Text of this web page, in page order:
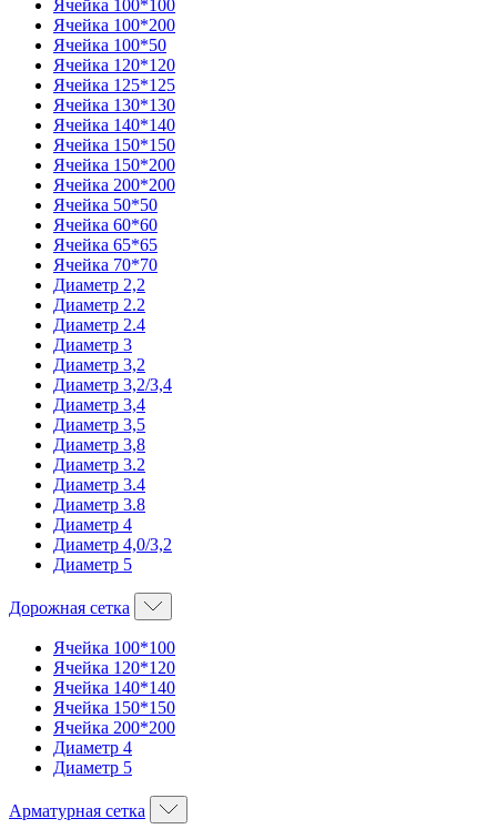
Ячейка 100*100
Ячейка 100*200
Ячейка 100*50
Ячейка 120*120
Ячейка 125*125
Ячейка 130*130
Ячейка 140*140
Ячейка 150*150
Ячейка 150*200
Ячейка 200*200
Ячейка 50*50
Ячейка 60*60
Ячейка 65*65
Ячейка 70*70
Диаметр 2,2
Диаметр 2.2
Диаметр 2.4
Диаметр 3
Диаметр 3,2
Диаметр 3,2/3,4
Диаметр 3,4
Диаметр 3,5
Диаметр 3,8
Диаметр 3.2
Диаметр 3.4
Диаметр 3.8
Диаметр 4
Диаметр 4,0/3,2
Диаметр 5
Дорожная сетка
Ячейка 100*100
Ячейка 120*120
Ячейка 140*140
Ячейка 150*150
Ячейка 200*200
Диаметр 4
Диаметр 5
Арматурная сетка